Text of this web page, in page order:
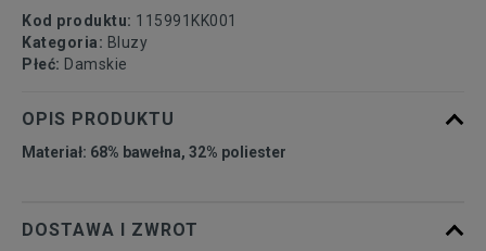
Kod produktu: 115991KK001
Kategoria: Bluzy
Płeć: Damskie
OPIS PRODUKTU
Materiał: 68% bawełna, 32% poliester
DOSTAWA I ZWROT